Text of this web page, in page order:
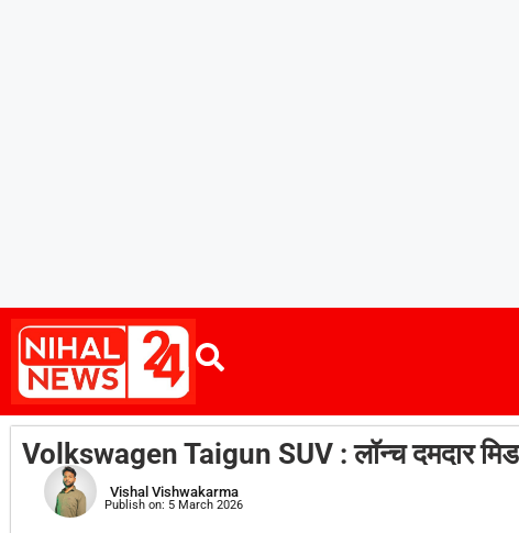
Volkswagen Taigun SUV : लॉन्च दमदार
Vishal Vishwakarma
Publish on: 5 March 2026